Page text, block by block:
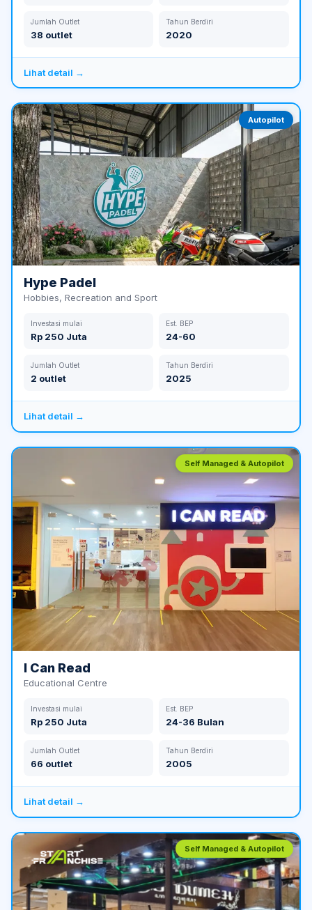
Jumlah Outlet
38 outlet
Tahun Berdiri
2020
Lihat detail →
Autopilot
Hype Padel
Hobbies, Recreation and Sport
Investasi mulai
Rp 250 Juta
Est. BEP
24-60
Jumlah Outlet
2 outlet
Tahun Berdiri
2025
Lihat detail →
Self Managed & Autopilot
I Can Read
Educational Centre
Investasi mulai
Rp 250 Juta
Est. BEP
24-36 Bulan
Jumlah Outlet
66 outlet
Tahun Berdiri
2005
Lihat detail →
Self Managed & Autopilot